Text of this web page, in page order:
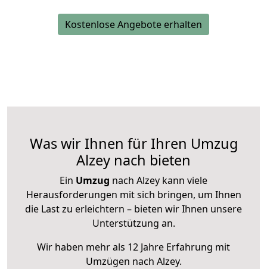
Kostenlose Angebote erhalten
Was wir Ihnen für Ihren Umzug
Alzey nach bieten
Ein Umzug nach Alzey kann viele
Herausforderungen mit sich bringen, um Ihnen
die Last zu erleichtern – bieten wir Ihnen unsere
Unterstützung an.
Wir haben mehr als 12 Jahre Erfahrung mit
Umzügen nach Alzey.